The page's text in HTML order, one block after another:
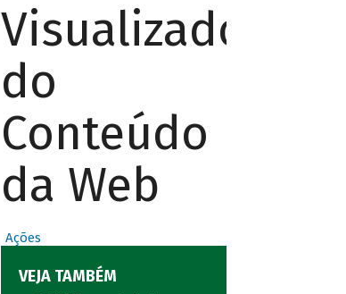
Visualizador
do
Conteúdo
da Web
Ações
VEJA TAMBÉM